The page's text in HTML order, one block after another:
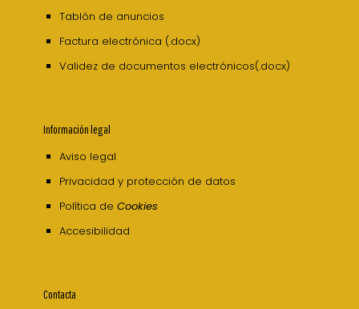
Tablón de anuncios
Factura electrónica (.docx)
Validez de documentos electrónicos(.docx)
Información legal
Aviso legal
Privacidad y protección de datos
Política de Cookies
Accesibilidad
Contacta